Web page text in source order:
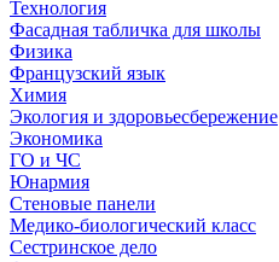
Технология
Фасадная табличка для школы
Физика
Французский язык
Химия
Экология и здоровьесбережение
Экономика
ГО и ЧС
Юнармия
Стеновые панели
Медико-биологический класс
Сестринское дело